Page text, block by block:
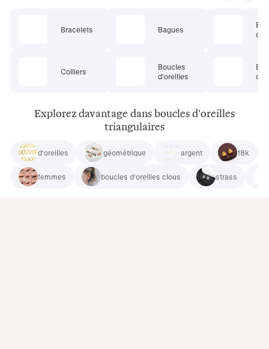
Bracelets
Colliers
Bagues
Boucles
d'oreilles
de
Explorez davantage dans boucles d'oreilles
triangulaires
d'oreilles géométrique argent 18k
femmes boucles d'oreilles clous strass